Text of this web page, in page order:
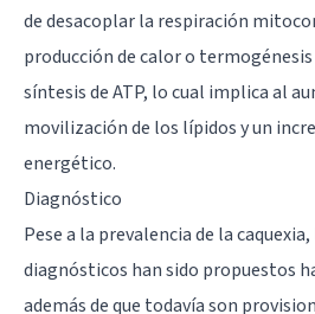
de desacoplar la respiración
producción de calor o
síntesis de ATP, lo cual implica al
movilización de los lípidos y un
energético.
Diagnóstico
Pese a la prevalencia de la
diagnósticos han sido propuestos
además de que todavía son